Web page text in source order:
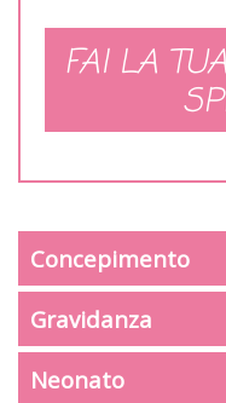
FAI LA
Concepimento
Gravidanza
Neonato